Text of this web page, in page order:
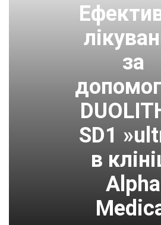
за
SD1
в
Alpha